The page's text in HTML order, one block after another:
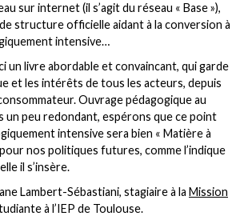
sur internet (il s’agit du réseau « Base »),
structure officielle aidant à la conversion à
intensive…
un livre abordable et convaincant, qui garde
et les intérêts de tous les acteurs, depuis
Ouvrage pédagogique au
un peu redondant, espérons que ce point
intensive sera bien « Matière à
nos politiques futures, comme l’indique
il s’insère.
Lambert-Sébastiani, stagiaire à la Mission
à l’IEP de Toulouse.